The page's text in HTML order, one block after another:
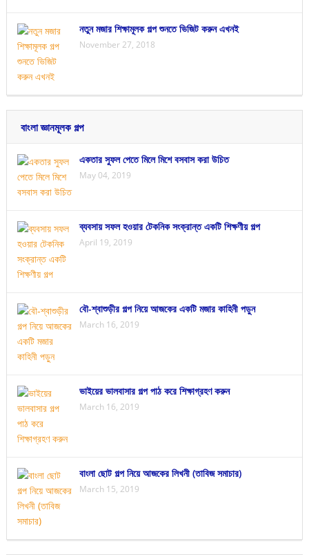
নতুন মজার শিক্ষামূলক গল্প শুনতে ভিজিট করুন এখনই
November 27, 2018
বাংলা জ্ঞানমূলক গল্প
একতার সুফল পেতে মিলে মিশে বসবাস করা উচিত
May 04, 2019
ব্যবসায় সফল হওয়ার টেকনিক সংক্রান্ত একটি শিক্ষণীয় গল্প
April 19, 2019
বৌ-শ্বাশুড়ীর গল্প নিয়ে আজকের একটি মজার কাহিনী পড়ুন
March 16, 2019
ভাইয়ের ভালবাসার গল্প পাঠ করে শিক্ষাগ্রহণ করুন
March 16, 2019
বাংলা ছোট গল্প নিয়ে আজকের লিখনী (তাবিজ সমাচার)
March 15, 2019